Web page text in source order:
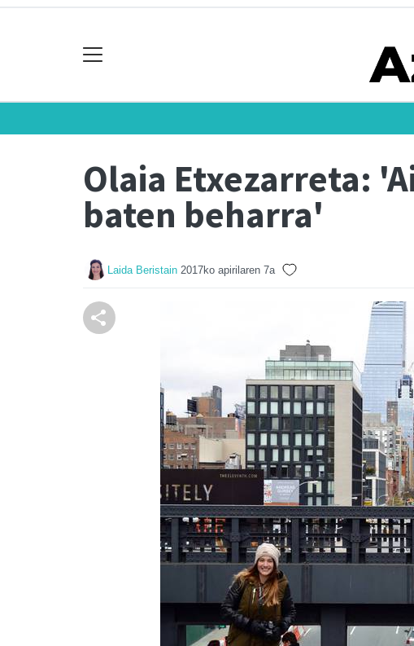
Olaia Etxezarreta:
baten beharra'
Laida Beristain 2017ko apirilaren 7a